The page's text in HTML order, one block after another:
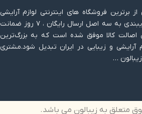
برترین فروشگاه های اینترنتی لوازم آرایشی
بهداشتی و زیبایی با پایبندی به سه اصل ارسال رایگان ، ۷ روز ضمانت
اصالت کالا موفق شده است که به بزرگ‌ترین
آرایشی و زیبایی در ایران تبدیل شود.مشتری
…
متعلق به زیبالون می باشد.